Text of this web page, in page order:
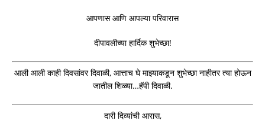
आपणास आणि आपल्या परिवारास
दीपावलीच्या हार्दिक शुभेच्छा!
आली आली काही दिवसांवर दिवाळी, आत्ताच घे माझ्याकडून शुभेच्छा नाहीतर त्या होऊन
जातील शिळ्या…हॅपी दिवाळी.
दारी दिव्यांची आरास,